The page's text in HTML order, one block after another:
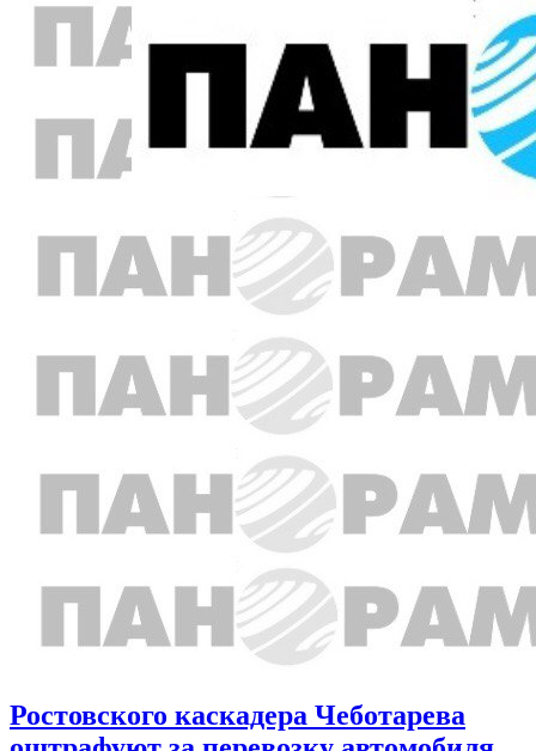
Ростовского каскадера Чеботарева